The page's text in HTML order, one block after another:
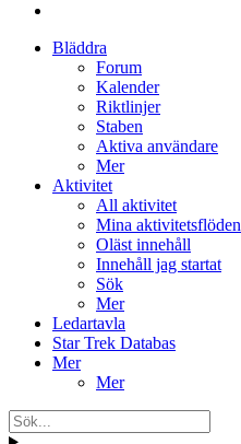
Bläddra
Forum
Kalender
Riktlinjer
Staben
Aktiva användare
Mer
Aktivitet
All aktivitet
Mina aktivitetsflöden
Oläst innehåll
Innehåll jag startat
Sök
Mer
Ledartavla
Star Trek Databas
Mer
Mer